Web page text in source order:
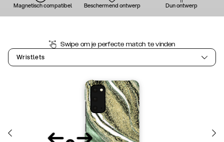
Magnetisch compatibel Beschermend ontwerp Dun ontwerp
Swipe om je perfecte match te vinden
Wristlets